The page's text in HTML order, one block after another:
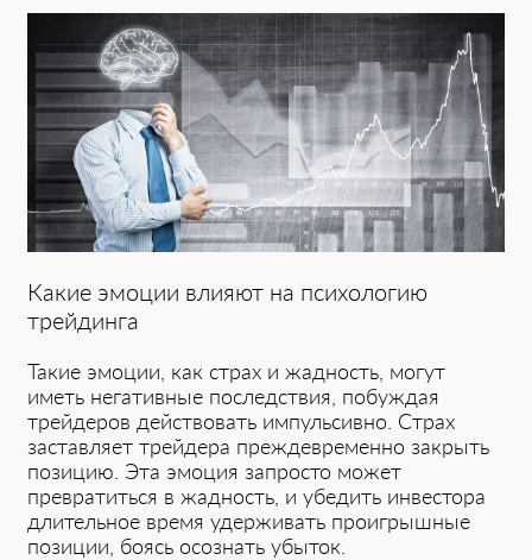
Какие эмоции влияют на психологию
трейдинга
Такие эмоции, как страх и жадность, могут
иметь негативные последствия, побуждая
трейдеров действовать импульсивно. Страх
заставляет трейдера преждевременно закрыть
позицию. Эта эмоция запросто может
превратиться в жадность, и убедить инвестора
длительное время удерживать проигрышные
позиции, боясь осознать убыток.